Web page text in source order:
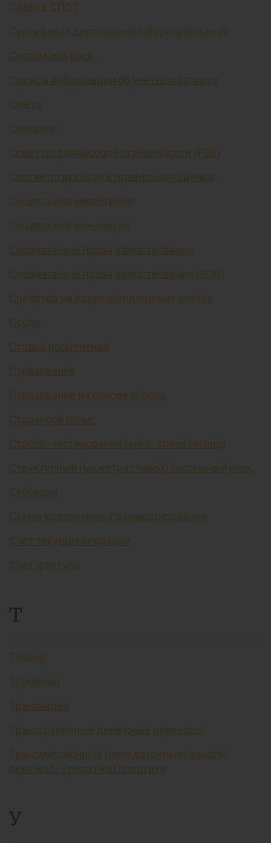
Сделка СПОТ
Сертификат депозитный (сберегательный)
Системный риск
Служба информации об учетных записях
Смета
Смишинг
Совет по финансовой стабильности (FSB)
Соответствующая и правильная оценка
Социальная инвестиция
Социальная инженерия
Специальные права заимствования
Специальные права заимствования (SDR)
Средства на корреспондентских счетах
Ссуда
Ставка процентная
Страхование
Страхование на основе спроса
Страховой полис
Стресс–тестирование (англ. stress testing)
Структурный (межотраслевой) системный риск
Субсидия
Схема коллективного инвестирования
Счёт текущих операций
Счет-фактура
Т
Тендер
Терминал
Транзакция
Трансграничные денежные переводы
Трансмиссионные (передаточные) каналы
денежно–кредитной политики
У